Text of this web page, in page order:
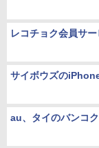
レコチョク会員サ
サイボウズの
au、タイのバンコ